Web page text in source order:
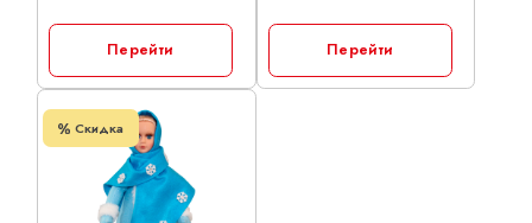
Перейти Перейти
Скидка